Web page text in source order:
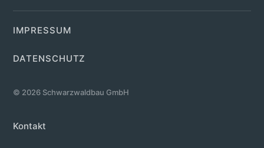
IMPRESSUM
DATENSCHUTZ
© 2026 Schwarzwaldbau GmbH
Kontakt